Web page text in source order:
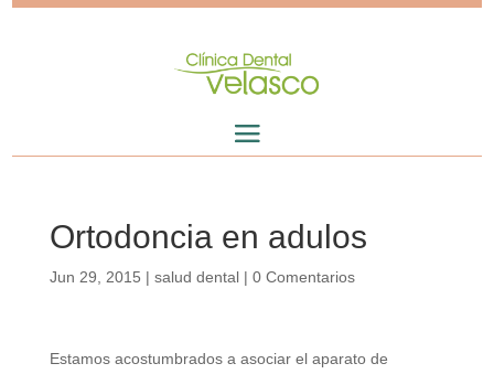
Ortodoncia en adulos
Jun 29, 2015 | salud dental| 0 Comentarios
Estamos acostumbrados a asociar el aparato de